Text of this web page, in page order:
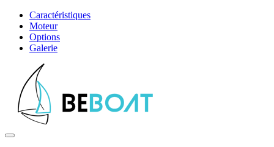
Caractéristiques
Moteur
Options
Galerie